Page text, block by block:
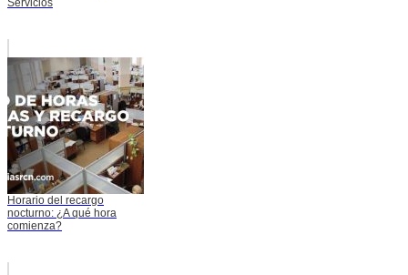
Servicios
Horario del recargo
nocturno: ¿A qué hora
comienza?